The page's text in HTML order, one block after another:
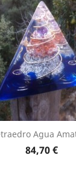
Agua
Price
84,70 €